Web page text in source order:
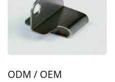
ODM / OEM